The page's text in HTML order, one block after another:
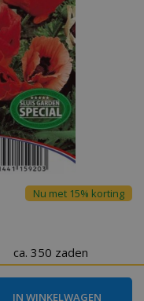
Nu met 15% korting
ca. 350 zaden